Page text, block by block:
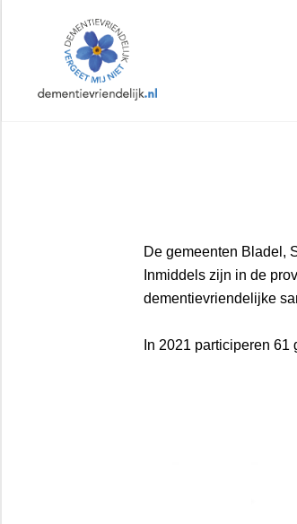
Dementievriendelijk
Brabant
Samen
De gemeenten Bladel,
Inmiddels zijn in de
dementievriendelijke
In 2021 participeren